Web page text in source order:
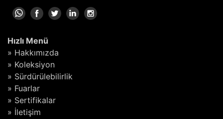
Hızlı Menü
» Hakkımızda
» Koleksiyon
» Sürdürülebilirlik
» Fuarlar
» Sertifikalar
» İletişim